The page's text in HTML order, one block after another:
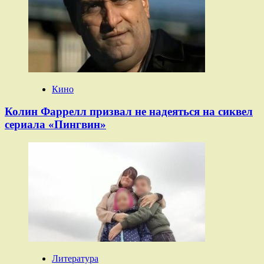
Кино
Колин Фаррелл призвал не надеяться на сиквел
сериала «Пингвин»
Литература